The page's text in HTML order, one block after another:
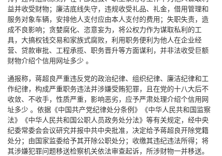
益并收受财物；廉洁底线失守，违规收受礼品、礼金，借用管理和
服务对象车辆，安排他人支付应由本人支付的费用；失职失责，造
成不良影响；贪婪腐化、恣意妄为，将公权力作为谋取私利的工
具，大搞权钱交易和家族式腐败，利用职务便利为他人在企业经
营、贷款审批、工程承揽、职务晋升等方面谋利，并非法收受巨额
财物介绍个信用网址多少 。
通报称，蒋超良严重违反党的政治纪律、组织纪律、廉洁纪律和工
作纪律，构成严重职务违法并涉嫌受贿犯罪，且在党的十八大后不
收敛、不收手，性质严重，影响恶劣，应予严肃处理介绍个信用网
址多少 。依据《中国共产党纪律处分条例》《中华人民共和国监察
法》《中华人民共和国公职人员政务处分法》等有关规定，经中央
纪委常委会会议研究并报中共中央批准，决定给予蒋超良开除党籍
处分；由国家监委给予其开除公职处分；收缴其违纪违法所得；将
其涉嫌犯罪问题移送检察机关依法审查起诉，所涉财物一并移送。